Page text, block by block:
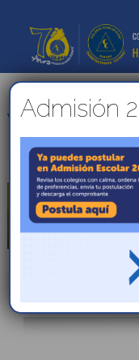
VERLOTA
PUBLICADO
24 MAYO,
DE
MEDIO
DEL
Admisión